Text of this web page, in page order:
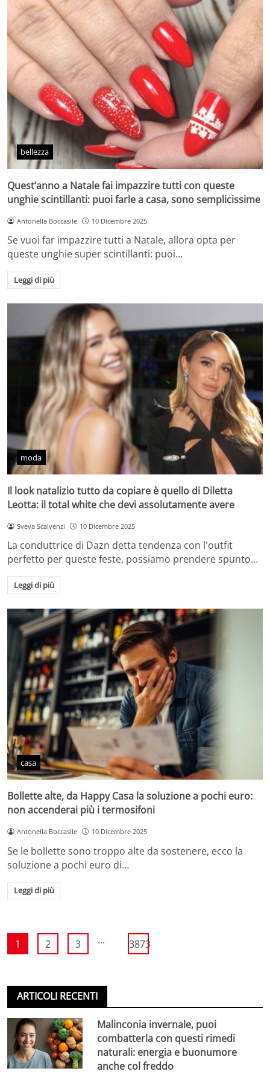
bellezza
Quest’anno a Natale fai impazzire tutti con queste
unghie scintillanti: puoi farle a casa, sono semplicissime
Antonella Boccasile 10 Dicembre 2025
Se vuoi far impazzire tutti a Natale, allora opta per
queste unghie super scintillanti: puoi…
Leggi di più
moda
Il look natalizio tutto da copiare è quello di Diletta
Leotta: il total white che devi assolutamente avere
Sveva Scalvenzi 10 Dicembre 2025
La conduttrice di Dazn detta tendenza con l'outfit
perfetto per queste feste, possiamo prendere spunto…
Leggi di più
casa
Bollette alte, da Happy Casa la soluzione a pochi euro:
non accenderai più i termosifoni
Antonella Boccasile 10 Dicembre 2025
Se le bollette sono troppo alte da sostenere, ecco la
soluzione a pochi euro di…
Leggi di più
1 2 3 ... 3873
ARTICOLI RECENTI
Malinconia invernale, puoi
combatterla con questi rimedi
naturali: energia e buonumore
anche col freddo